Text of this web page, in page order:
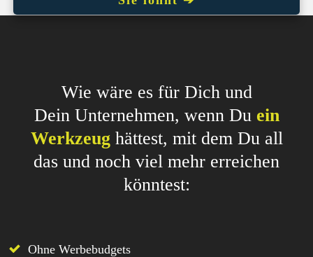
Wie wäre es für Dich und
Dein Unternehmen, wenn Du ein
Werkzeug hättest, mit dem Du all
das und noch viel mehr erreichen
könntest:
Ohne Werbebudgets